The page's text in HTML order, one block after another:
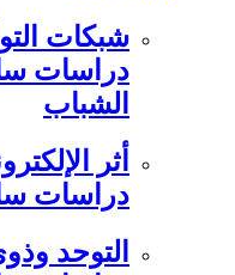
دراسات
الشباب
أثر
دراسات
التوحد